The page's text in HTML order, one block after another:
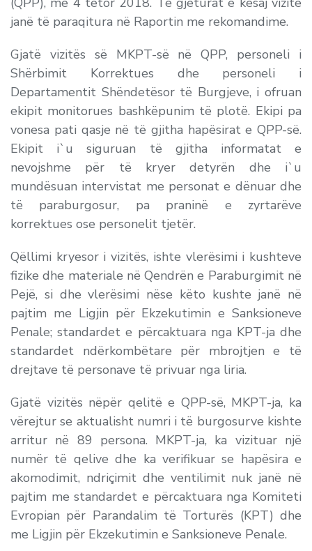
janë të paraqitura në Raportin me rekomandime.
Gjatë vizitës së MKPT-së në QPP, personeli i
Shërbimit Korrektues dhe personeli i
Departamentit Shëndetësor të Burgjeve, i ofruan
ekipit monitorues bashkëpunim të plotë. Ekipi pa
vonesa pati qasje në të gjitha hapësirat e QPP-së.
Ekipit i`u siguruan të gjitha informatat e
nevojshme për të kryer detyrën dhe i`u
mundësuan intervistat me personat e dënuar dhe
të paraburgosur, pa praninë e zyrtarëve
korrektues ose personelit tjetër.
Qëllimi kryesor i vizitës, ishte vlerësimi i kushteve
fizike dhe materiale në Qendrën e Paraburgimit në
Pejë, si dhe vlerësimi nëse këto kushte janë në
pajtim me Ligjin për Ekzekutimin e Sanksioneve
Penale; standardet e përcaktuara nga KPT-ja dhe
standardet ndërkombëtare për mbrojtjen e të
drejtave të personave të privuar nga liria.
Gjatë vizitës nëpër qelitë e QPP-së, MKPT-ja, ka
vërejtur se aktualisht numri i të burgosurve kishte
arritur në 89 persona. MKPT-ja, ka vizituar një
numër të qelive dhe ka verifikuar se hapësira e
akomodimit, ndriçimit dhe ventilimit nuk janë në
pajtim me standardet e përcaktuara nga Komiteti
Evropian për Parandalim të Torturës (KPT) dhe
me Ligjin për Ekzekutimin e Sanksioneve Penale.